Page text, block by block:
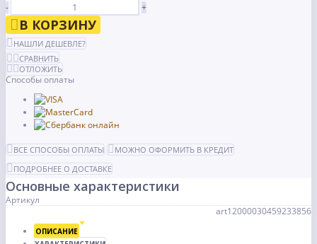
-
+
В КОРЗИНУ
НАШЛИ ДЕШЕВЛЕ?
СРАВНИТЬ
ОТЛОЖИТЬ
Способы оплаты
ВСЕ СПОСОБЫ ОПЛАТЫ
МОЖНО ОФОРМИТЬ В КРЕДИТ
ПОДРОБНЕЕ О ДОСТАВКЕ
Основные характеристики
Артикул
art12000030459233856
ОПИСАНИЕ